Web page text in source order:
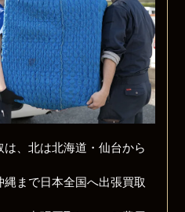
、北は北海道・仙台から
まで日本全国へ出張買取